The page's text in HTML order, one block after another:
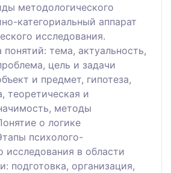
методологического
категориальный аппарат
исследования.
тема, актуальность,
цель и задачи
и предмет, гипотеза,
теоретическая и
методы
о логике
психолого-
исследования в области
подготовка, организация,